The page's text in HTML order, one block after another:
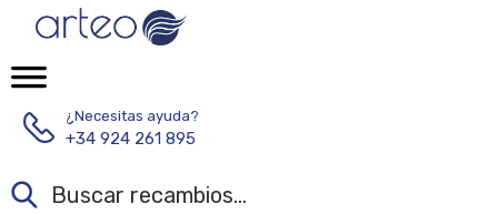
¿Necesitas ayuda?
+34 924 261 895